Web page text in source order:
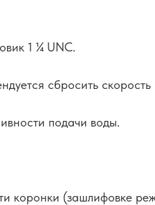
1 ¼ UNC.
сбросить скорость
подачи воды.
коронки (зашлифовке